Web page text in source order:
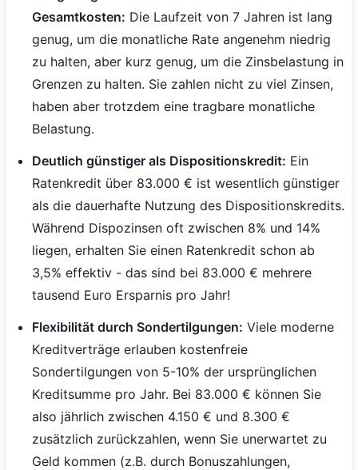
Gesamtkosten: Die Laufzeit von 7 Jahren ist lang
genug, um die monatliche Rate angenehm niedrig
zu halten, aber kurz genug, um die Zinsbelastung in
Grenzen zu halten. Sie zahlen nicht zu viel Zinsen,
haben aber trotzdem eine tragbare monatliche
Belastung.
Deutlich günstiger als Dispositionskredit: Ein
Ratenkredit über 83.000 € ist wesentlich günstiger
als die dauerhafte Nutzung des Dispositionskredits.
Während Dispozinsen oft zwischen 8% und 14%
liegen, erhalten Sie einen Ratenkredit schon ab
3,5% effektiv - das sind bei 83.000 € mehrere
tausend Euro Ersparnis pro Jahr!
Flexibilität durch Sondertilgungen: Viele moderne
Kreditverträge erlauben kostenfreie
Sondertilgungen von 5-10% der ursprünglichen
Kreditsumme pro Jahr. Bei 83.000 € können Sie
also jährlich zwischen 4.150 € und 8.300 €
zusätzlich zurückzahlen, wenn Sie unerwartet zu
Geld kommen (z.B. durch Bonuszahlungen,